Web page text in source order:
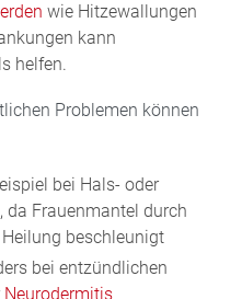
wie Hitzewallungen
kann
helfen.
Problemen können
bei Hals- oder
da Frauenmantel durch
beschleunigt
bei entzündlichen
Neurodermitis